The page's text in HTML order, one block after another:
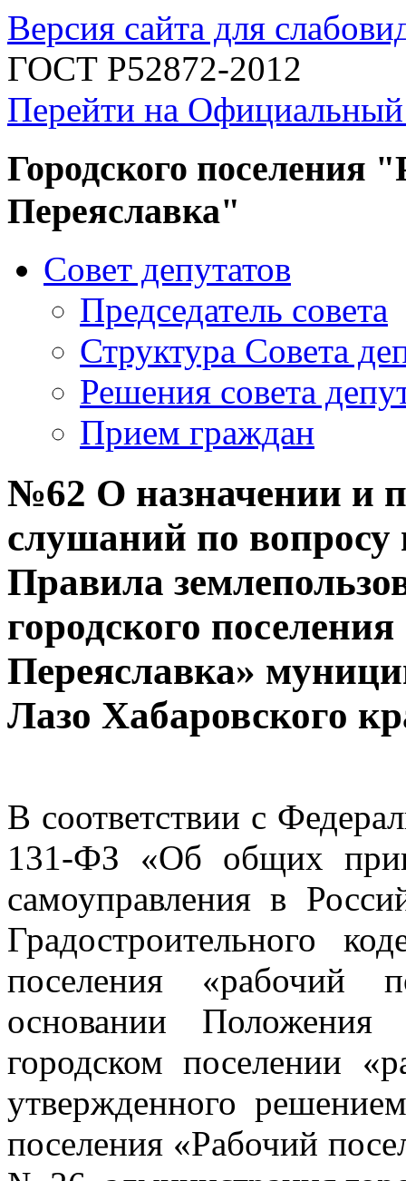
Версия сайта для
ГОСТ Р52872-2012
Перейти на
Городского поселения
Переяславка"
Совет депутатов
Председатель совета
Структура Совета
Решения совета
Прием граждан
№62 О назначении и
слушаний по вопросу
Правила
городского
Переяславка»
Лазо Хабаровского
В соответствии с
131-ФЗ «Об общих
самоуправления в
Градостроительного
поселения «рабочий
основании
городском поселении
утвержденного
поселения «Рабочий